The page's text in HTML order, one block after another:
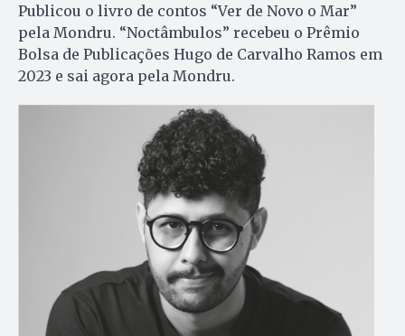
Publicou o livro de contos “Ver de Novo o Mar”
pela Mondru. “Noctâmbulos” recebeu o Prêmio
Bolsa de Publicações Hugo de Carvalho Ramos em
2023 e sai agora pela Mondru.